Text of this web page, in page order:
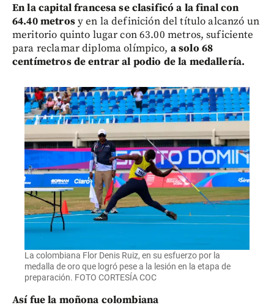
En la capital francesa se clasificó a la final con
64.40 metrosy en la definición del título alcanzó un
meritorio quinto lugar con 63.00 metros, suficiente
para reclamar diploma olímpico, a solo 68
centímetros de entrar al podio de la medallería.
La colombiana Flor Denis Ruiz, en su esfuerzo por la
medalla de oro que logró pese a la lesión en la etapa de
preparación. FOTO CORTESÍA COC
Así fue la moñona colombiana